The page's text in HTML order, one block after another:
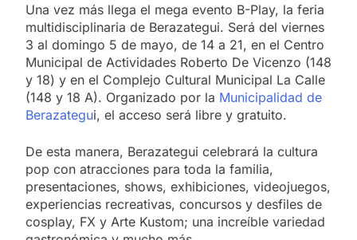
Una vez más llega el mega evento B-Play, la feria
multidisciplinaria de Berazategui. Será del viernes
3 al domingo 5 de mayo, de 14 a 21, en el Centro
Municipal de Actividades Roberto De Vicenzo (148
y 18) y en el Complejo Cultural Municipal La Calle
(148 y 18 A). Organizado por la Municipalidad de
Berazategui, el acceso será libre y gratuito.
De esta manera, Berazategui celebrará la cultura
pop con atracciones para toda la familia,
presentaciones, shows, exhibiciones, videojuegos,
experiencias recreativas, concursos y desfiles de
cosplay, FX y Arte Kustom; una increíble variedad